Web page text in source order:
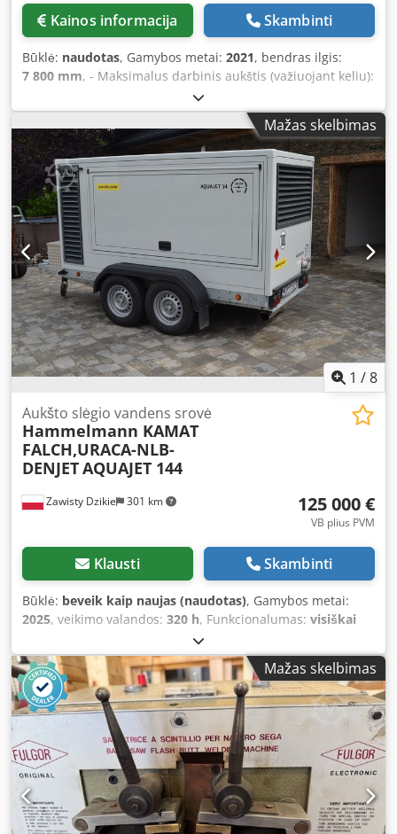
telescopic main boom up to 44 m as well as folding jibs of
9.0 m and 16.0 m for extended reach. The crane features a
well as a comfortable operator cab with integrated
monitoring and safety systems. 📍 Location & Delivery
Current location: Bucharest, Romania Delivery: Worldwide
Kainos informacija Skambinti
Būklė: naudotas, Gamybos metai: 2021, bendras ilgis:
7 800 mm, - Maksimalus darbinis aukštis (važiuojant keliu):
14,10 m - Maksimalus darbinis aukštis (stovint ant bėgių):
14,40 m - Maksimalus darbinis aukštis (važiuojant bėgiais):
12,90 m - Maksimalus platformos aukštis (važiuojant keliu):
12,10 m - Maksimalus platformos aukštis (stovint ant
bėgių): 12,40 m - Maksimalus platformos aukštis
(važiuojant bėgiais): 10,90 m - Maksimalus šoninis
pasiekiamumas (važiuojant keliu): 9,30 m - Maksimalus
šoninis pasiekiamumas (stovint): 9,30 m - Maksimalus
šoninis pasiekiamumas (važiuojant bėgiais) - Maksimali
kėlimoji galia (darbinėje platformoje): 400 kg - Pasukimo
kampas: 180 laipsnių - Valdymas: proporcingas -
Maksimalus važiavimo greitis (važiuojant keliu): 4 km/h
Codozrzzwjpfx Afvorf - Maksimalus važiavimo greitis
(važiuojant bėgiais): 18 km/h - Platformos pasukimas: 90
laipsnių
Mažas skelbimas
1 /8
Zawisty Dzikie 301 km
Aukšto slėgio vandens srovė
Hammelmann KAMAT
FALCH,URACA-NLB-
DENJETAQUAJET 144
125 000 €
VB plius PVM
Klausti Skambinti
Būklė: beveik kaip naujas (naudotas), Gamybos metai:
2025, veikimo valandos: 320 h, Funkcionalumas: visiškai
2 800 juosta
kg, sukimosi greitis (min.):1 900 aps./min, siurblio
našumas:30 l/min, Įranga:Tipinė plokštelė prieinama,
HAMMELMANN AQUAJET 144 METAI 2025 2800 BAR 26 litrų
2600 BAR 30 litrų Galima konversija į 910 BAR / 84 LITRAI
Cjdpfx Afevgrpxovorf GAMINTOJO GARANTIJA VARIKLIS
DEUTZ TCD 6.1 ST5 140 KW PRIEINAMA IŠKART Tel
Mažas skelbimas